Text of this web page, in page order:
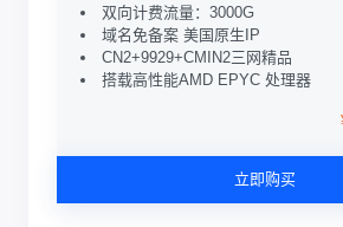
双向计费流量：3000G
域名免备案 美国原生IP
CN2+9929+CMIN2三网精品
搭载高性能AMD EPYC 处理器
立即购买